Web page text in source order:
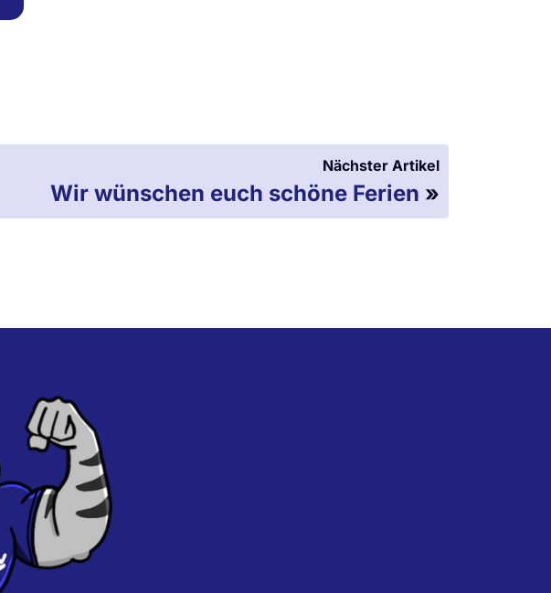
Nächster Artikel
Wir wünschen euch schöne Ferien »